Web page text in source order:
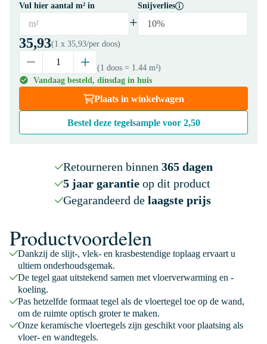
Vul hier aantal m² in
m² +
Snijverlies
10%
35,93(1 x 35,93/per doos)
(1 doos = 1.44 m²)
Vandaag besteld, dinsdag in huis
Plaats in winkelwagen
Bestel deze tegelsample voor 2,50
Retourneren binnen 365 dagen
5 jaar garantieop dit product
Gegarandeerd de laagste prijs
Productvoordelen
Dankzij de slijt-, vlek- en krasbestendige toplaag ervaart u
ultiem onderhoudsgemak.
De tegel gaat uitstekend samen met vloerverwarming en -
koeling.
Pas hetzelfde formaat tegel als de vloertegel toe op de wand,
om de ruimte optisch groter te maken.
Onze keramische vloertegels zijn geschikt voor plaatsing als
vloer- en wandtegels.